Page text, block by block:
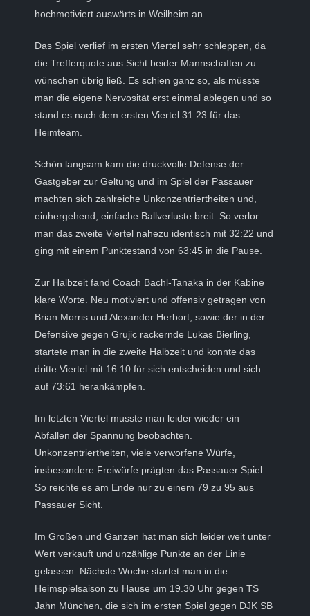
hochmotiviert auswärts in Weilheim an.
Das Spiel verlief im ersten Viertel sehr schleppen, da
die Trefferquote aus Sicht beider Mannschaften zu
wünschen übrig ließ. Es schien ganz so, als müsste
man die eigene Nervosität erst einmal ablegen und so
stand es nach dem ersten Viertel 31:23 für das
Heimteam.
Schön langsam kam die druckvolle Defense der
Gastgeber zur Geltung und im Spiel der Passauer
machten sich zahlreiche Unkonzentriertheiten und,
einhergehend, einfache Ballverluste breit. So verlor
man das zweite Viertel nahezu identisch mit 32:22 und
ging mit einem Punktestand von 63:45 in die Pause.
Zur Halbzeit fand Coach Bachl-Tanaka in der Kabine
klare Worte. Neu motiviert und offensiv getragen von
Brian Morris und Alexander Herbort, sowie der in der
Defensive gegen Grujic rackernde Lukas Bierling,
startete man in die zweite Halbzeit und konnte das
dritte Viertel mit 16:10 für sich entscheiden und sich
auf 73:61 herankämpfen.
Im letzten Viertel musste man leider wieder ein
Abfallen der Spannung beobachten.
Unkonzentriertheiten, viele verworfene Würfe,
insbesondere Freiwürfe prägten das Passauer Spiel.
So reichte es am Ende nur zu einem 79 zu 95 aus
Passauer Sicht.
Im Großen und Ganzen hat man sich leider weit unter
Wert verkauft und unzählige Punkte an der Linie
gelassen. Nächste Woche startet man in die
Heimspielsaison zu Hause um 19.30 Uhr gegen TS
Jahn München, die sich im ersten Spiel gegen DJK SB